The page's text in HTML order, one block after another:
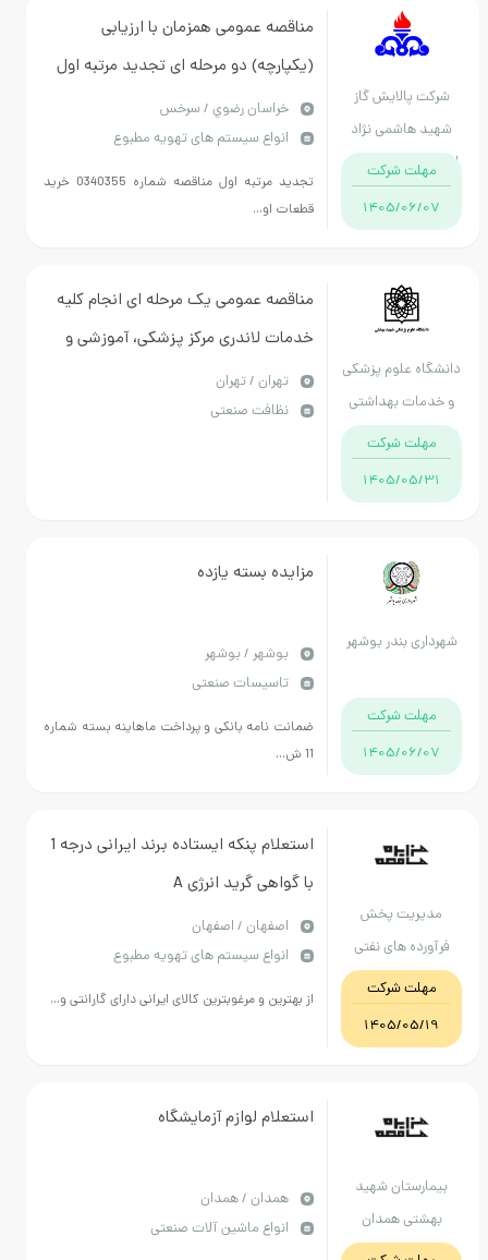
گاز
نژاد
رضویشرکت
1405/
مناقصه عمومی همزمان با ارزیابی
(یکپارچه) دو مرحله ای تجديد مرتبه اول
شماره 0340355 خرید قطعات اوربیت ولو
( تولید داخل کشور)
خراسان رضوي / سرخس
انواع سیستم های تهویه مطبوع
تجديد مرتبه اول مناقصه شماره 0340355 خرید
قطعات او...
علوم پزشکی
بهداشتی
بهشتیشرکت
1405/
مناقصه عمومی یک مرحله ای انجام کلیه
خدمات لاندری مرکز پزشکی، آموزشی و
درمانی امام حسین (ع)
تهران / تهران
نظافت صنعتی
بندر بوشهر
شرکت
1405/
مزایده بسته یازده
بوشهر / بوشهر
تاسیسات صنعتی
ضمانت نامه بانکی و پرداخت ماهاینه بسته شماره
11 ش...
پخش
های نفتی
اصفهان
شرکت
1405/
استعلام پنکه ایستاده برند ایرانی درجه 1
با گواهی گرید انرژی A
اصفهان / اصفهان
انواع سیستم های تهویه مطبوع
از بهترین و مرغوبترین کالای ایرانی دارای گارانتی و...
شهید
همدان
استعلام لوازم آزمایشگاه
همدان / همدان
انواع ماشین آلات صنعتی